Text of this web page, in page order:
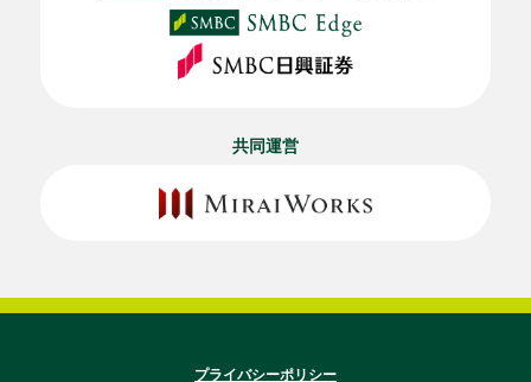
共同運営
プライバシーポリシー